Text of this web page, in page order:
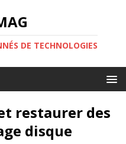
DE TECHNOLOGIES
restaurer des
disque